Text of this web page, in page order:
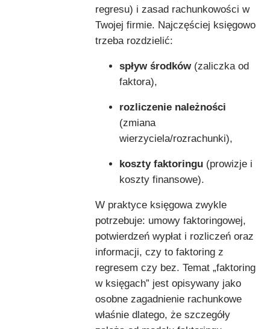
regresu) i zasad rachunkowości w
Twojej firmie. Najczęściej księgowo
trzeba rozdzielić:
spływ środków(zaliczka od
faktora),
rozliczenie należności
(zmiana
wierzyciela/rozrachunki),
koszty faktoringu (prowizje i
koszty finansowe).
W praktyce księgowa zwykle
potrzebuje: umowy faktoringowej,
potwierdzeń wypłat i rozliczeń oraz
informacji, czy to faktoring z
regresem czy bez. Temat „faktoring
w księgach” jest opisywany jako
osobne zagadnienie rachunkowe
właśnie dlatego, że szczegóły